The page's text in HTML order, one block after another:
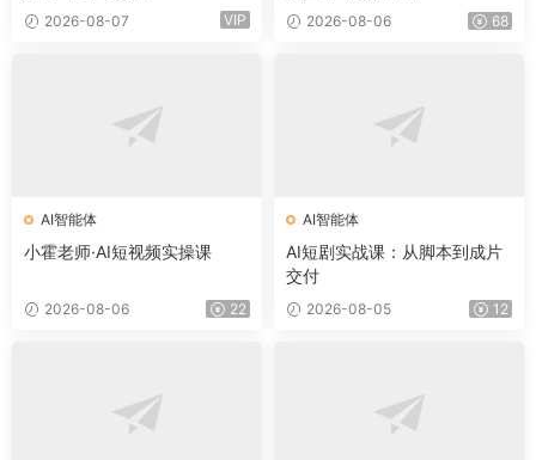
2026-08-07 VIP 2026-08-06 68
AI智能体
小霍老师·AI短视频实操课
2026-08-06 22
AI智能体
AI短剧实战课：从脚本到成片
交付
2026-08-05 12